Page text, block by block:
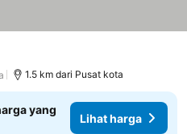
1.5 km dari Pusat kota
yang
Lihat harga